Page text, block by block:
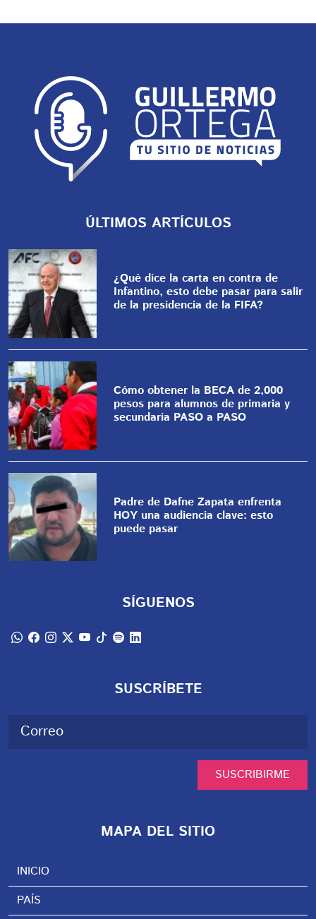
ÚLTIMOS ARTÍCULOS
¿Qué dice la carta en contra de
Infantino, esto debe pasar para salir
de la presidencia de la FIFA?
Cómo obtener la BECA de 2,000
pesos para alumnos de primaria y
secundaria PASO a PASO
Padre de Dafne Zapata enfrenta
HOY una audiencia clave: esto
puede pasar
SÍGUENOS
SUSCRÍBETE
SUSCRIBIRME
MAPA DEL SITIO
INICIO
PAÍS